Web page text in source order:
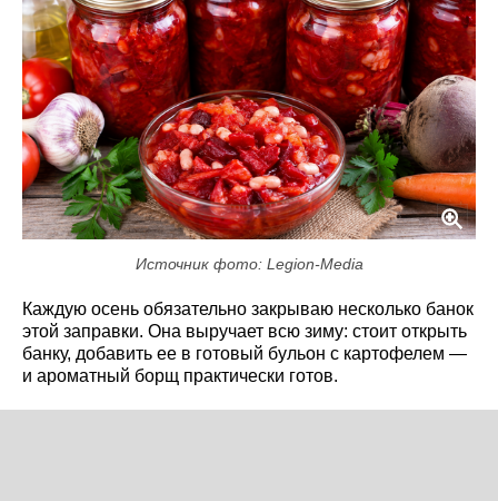
Источник фото: Legion-Media
Каждую осень обязательно закрываю несколько банок
этой заправки. Она выручает всю зиму: стоит открыть
банку, добавить ее в готовый бульон с картофелем —
и ароматный борщ практически готов.